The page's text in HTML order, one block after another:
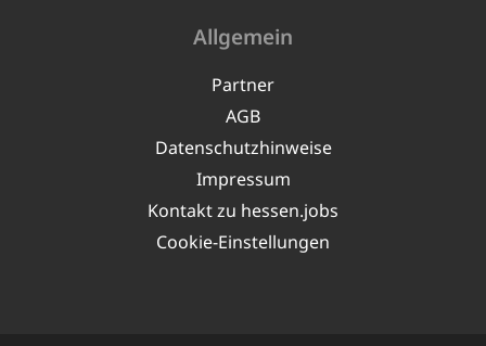
Allgemein
Partner
AGB
Datenschutzhinweise
Impressum
Kontakt zu hessen.jobs
Cookie-Einstellungen